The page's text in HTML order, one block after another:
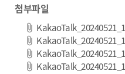
첨부파일